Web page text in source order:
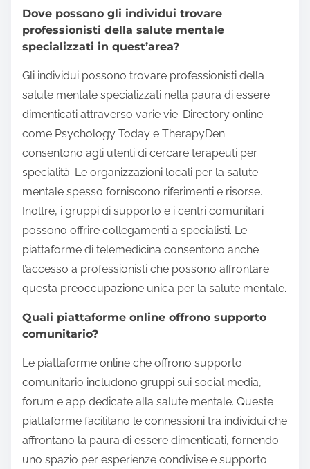
Dove possono gli individui trovare
professionisti della salute mentale
specializzati in quest’area?
Gli individui possono trovare professionisti della
salute mentale specializzati nella paura di essere
dimenticati attraverso varie vie. Directory online
come Psychology Today e TherapyDen
consentono agli utenti di cercare terapeuti per
specialità. Le organizzazioni locali per la salute
mentale spesso forniscono riferimenti e risorse.
Inoltre, i gruppi di supporto e i centri comunitari
possono offrire collegamenti a specialisti. Le
piattaforme di telemedicina consentono anche
l’accesso a professionisti che possono affrontare
questa preoccupazione unica per la salute mentale.
Quali piattaforme online offrono supporto
comunitario?
Le piattaforme online che offrono supporto
comunitario includono gruppi sui social media,
forum e app dedicate alla salute mentale. Queste
piattaforme facilitano le connessioni tra individui che
affrontano la paura di essere dimenticati, fornendo
uno spazio per esperienze condivise e supporto